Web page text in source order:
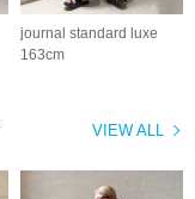
journal standard luxe
163cm
VIEW ALL